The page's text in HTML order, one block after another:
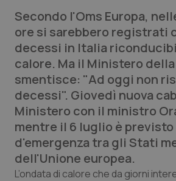
QS Pro
Professionisti Sanitari.AI
Abruzzo
Basilicata
Calabria
Campania
QS Pro Gold
Artrite & artrosi
Asma & BPCO
Car-T
QS Club Newsletter
Secondo l'Oms Europa,
ore si sarebbero registrati
decessi in Italia
calore. Ma il Ministero
smentisce: "Ad oggi non
decessi". Giovedì nuova
Ministero con il ministro
mentre il 6 luglio è
d'emergenza tra gli Stati
dell'Unione europea.
L’ondata di calore che da giorni